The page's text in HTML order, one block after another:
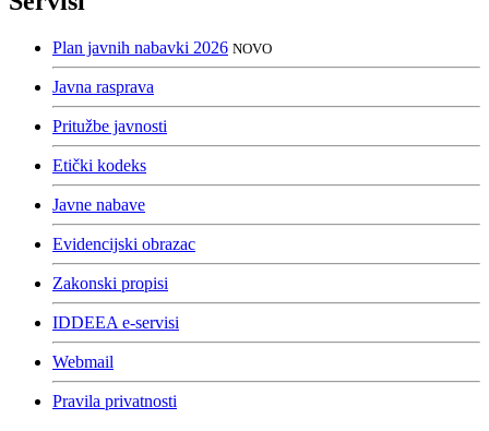
Plan javnih nabavki 2026 NOVO
Javna rasprava
Pritužbe javnosti
Etički kodeks
Javne nabave
Evidencijski obrazac
Zakonski propisi
IDDEEA e-servisi
Webmail
Pravila privatnosti